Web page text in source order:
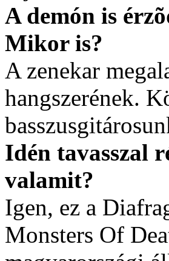
A demón is
Mikor is?
A zenekar
hangszerének.
Idén tavasszal
valamit?
Igen, ez a
Monsters Of